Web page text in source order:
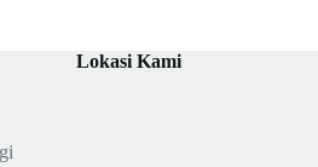
Lokasi Kami